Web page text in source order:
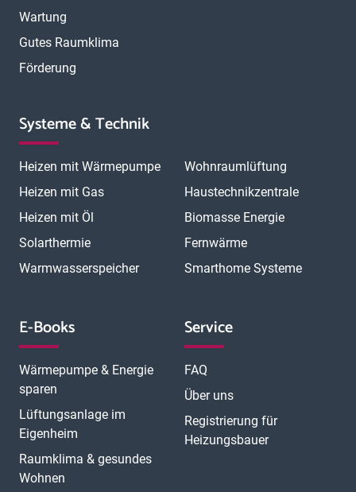
Wartung
Gutes Raumklima
Förderung
Systeme & Technik
Heizen mit Wärmepumpe
Heizen mit Gas
Heizen mit Öl
Solarthermie
Warmwasserspeicher
Wohnraumlüftung
Haustechnikzentrale
Biomasse Energie
Fernwärme
Smarthome Systeme
E-Books
Wärmepumpe & Energie
sparen
Lüftungsanlage im
Eigenheim
Raumklima & gesundes
Wohnen
Service
FAQ
Über uns
Registrierung für
Heizungsbauer